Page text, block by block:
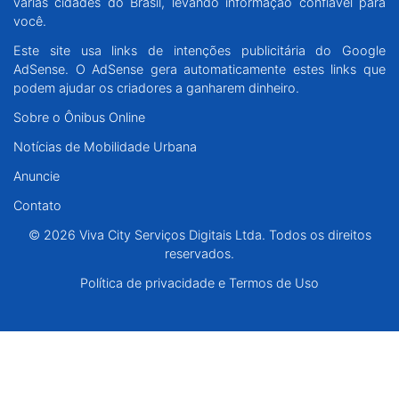
Rio Grande do Sul
Centro-Oeste
Nordeste
Norte
© 2026 Viva City Serviços Digitais Ltda. Todos os direitos reservados.
você.
Este site usa links de intenções publicitária do Google
AdSense. O AdSense gera automaticamente estes links que
podem ajudar os criadores a ganharem dinheiro.
Sobre o Ônibus Online
Notícias de Mobilidade Urbana
Anuncie
Contato
© 2026 Viva City Serviços Digitais Ltda. Todos os direitos
reservados.
Política de privacidade e Termos de Uso